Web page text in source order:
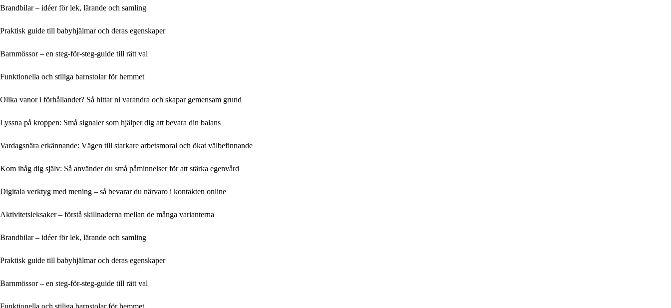
Brandbilar – idéer för lek, lärande och samling
Praktisk guide till babyhjälmar och deras egenskaper
Barnmössor – en steg-för-steg-guide till rätt val
Funktionella och stiliga barnstolar för hemmet
Olika vanor i förhållandet? Så hittar ni varandra och skapar gemensam grund
Lyssna på kroppen: Små signaler som hjälper dig att bevara din balans
Vardagsnära erkännande: Vägen till starkare arbetsmoral och ökat välbefinnande
Kom ihåg dig själv: Så använder du små påminnelser för att stärka egenvård
Digitala verktyg med mening – så bevarar du närvaro i kontakten online
Aktivitetsleksaker – förstå skillnaderna mellan de många varianterna
Brandbilar – idéer för lek, lärande och samling
Praktisk guide till babyhjälmar och deras egenskaper
Barnmössor – en steg-för-steg-guide till rätt val
Funktionella och stiliga barnstolar för hemmet